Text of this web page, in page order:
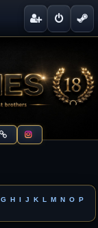
G H I J K L M N O P